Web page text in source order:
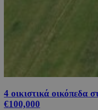
4 οικιστικά οικόπεδα
€100,000